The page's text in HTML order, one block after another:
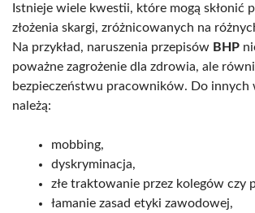
Istnieje wiele kwestii, które mogą skłonić
złożenia skargi, zróżnicowanych na
Na przykład, naruszenia przepisów BHP
poważne zagrożenie dla zdrowia, ale
bezpieczeństwu pracowników. Do innych
należą:
mobbing,
dyskryminacja,
złe traktowanie przez kolegów czy
łamanie zasad etyki zawodowej,